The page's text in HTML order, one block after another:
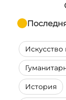
Искусство
История